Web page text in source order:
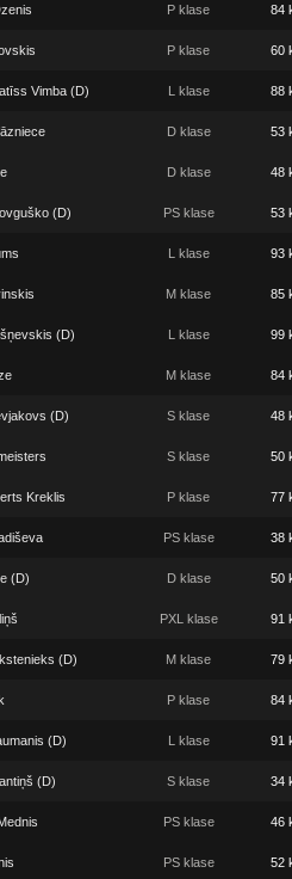
P klase 84
P klase 60
Vimba (D) L klase 88
D klase 53
D klase 48
(D) PS klase 53
L klase 93
M klase 85
(D) L klase 99
M klase 84
(D) S klase 48
S klase 50
Kreklis P klase 77
PS klase 38
(D) D klase 50
PXL klase 91
(D) M klase 79
P klase 84
(D) L klase 91
(D) S klase 34
PS klase 46
PS klase 52